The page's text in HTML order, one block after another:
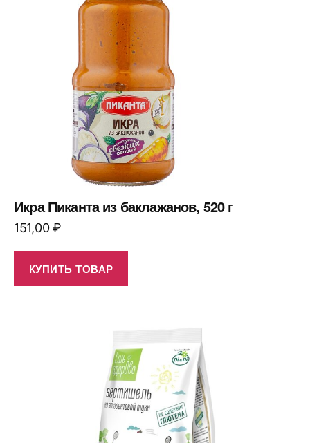
Икра Пиканта из баклажанов, 520 г
151,00₽
КУПИТЬ ТОВАР